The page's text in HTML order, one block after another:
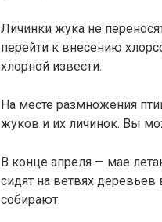
Личинки жука не
перейти к внесению
хлорной извести.
На месте размножения
жуков и их личинок. Вы
В конце апреля — мае
сидят на ветвях деревьев
собирают.